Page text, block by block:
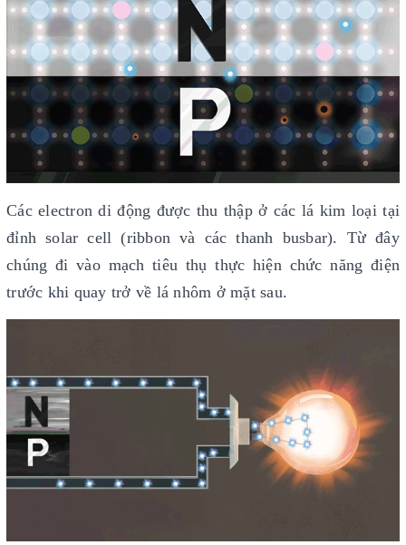
Các electron di động được thu thập ở các lá kim loại tại
đỉnh solar cell (ribbon và các thanh busbar). Từ đây
chúng đi vào mạch tiêu thụ thực hiện chức năng điện
trước khi quay trở về lá nhôm ở mặt sau.